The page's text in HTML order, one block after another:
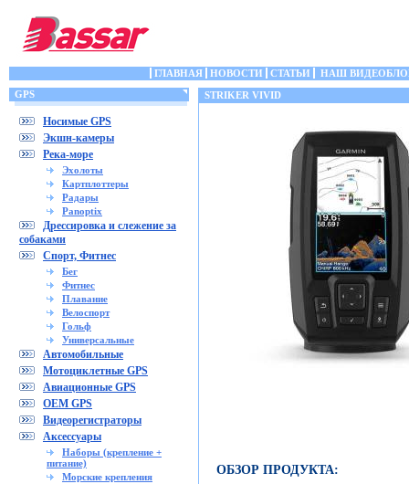
ГЛАВНАЯ НОВОСТИ СТАТЬИ
НАШ
GPS
Носимые GPS
Экшн-камеры
Река-море
Эхолоты
Картплоттеры
Радары
Panoptix
Дрессировка и слежение за
собаками
Спорт, Фитнес
Бег
Фитнес
Плавание
Велоспорт
Гольф
Универсальные
Автомобильные
Мотоциклетные GPS
Авиационные GPS
OEM GPS
Видеорегистраторы
Аксессуары
Наборы (крепление +
питание)
Морские крепления
STRIKER VIVID
ОБЗОР ПРОДУКТА: